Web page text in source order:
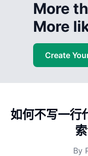
More
More
Create
如何不写一行
By